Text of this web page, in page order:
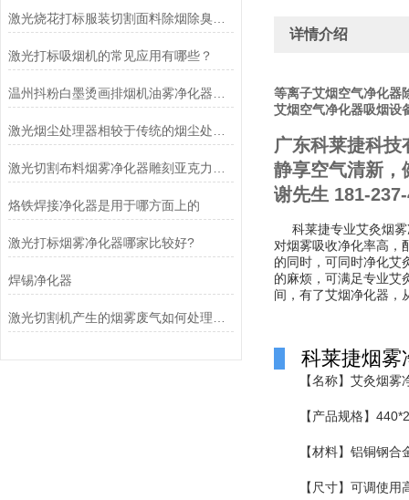
激光打标吸烟机的常见应用有哪些？
烙铁焊接净化器是用于哪方面上的
激光打标烟雾净化器哪家比较好?
焊锡净化器
详情介绍
等离子艾烟空气净化器
艾烟空气净化器吸烟设
广东科莱捷科技
静享空气清新，
谢先生 181-
科莱捷专业艾灸烟雾
对烟雾吸收净化率高，
的同时，可同时净化艾
的麻烦，可满足专业艾
间，有了艾烟净化器，
科莱捷烟雾
【名称】艾灸烟雾
【产品规格】
【材料】铝铜钢
【尺寸】可调使